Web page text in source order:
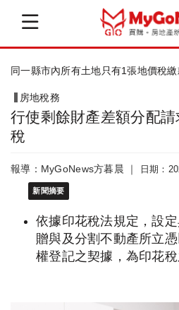
分管共有農地如有違規使用如何課徵
房地稅務
行使剩餘財產差額分配
稅
報導：MyGoNews方暮晨 ｜ 日期：
新聞摘要
依據印花稅法規定，設定
贈與及分割不動產所立
權登記之契據，為印花稅